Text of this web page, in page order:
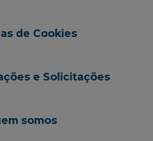
de Cookies
e Solicitações
somos